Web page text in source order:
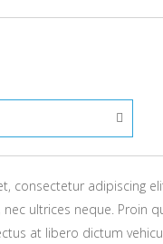
consectetur adipiscing
ultrices neque. Proin
at libero dictum